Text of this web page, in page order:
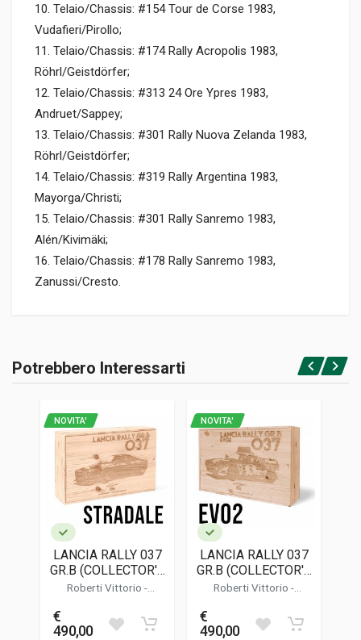
10. Telaio/Chassis: #154 Tour de Corse 1983,
Vudafieri/Pirollo;
11. Telaio/Chassis: #174 Rally Acropolis 1983,
Röhrl/Geistdörfer;
12. Telaio/Chassis: #313 24 Ore Ypres 1983,
Andruet/Sappey;
13. Telaio/Chassis: #301 Rally Nuova Zelanda 1983,
Röhrl/Geistdörfer;
14. Telaio/Chassis: #319 Rally Argentina 1983,
Mayorga/Christi;
15. Telaio/Chassis: #301 Rally Sanremo 1983,
Alén/Kivimäki;
16. Telaio/Chassis: #178 Rally Sanremo 1983,
Zanussi/Cresto.
Rilegato con cofanetto
9788899026851
Rc Books
LINGUA DEL TESTO
Inglese, Italiano
DATA DI STAMPA
08/2024
45,5 x 30 x 12 cm
Accedi o registrati
Potrebbero Interessarti
NOVITA'
LANCIA RALLY 037
GR.B (COLLECTOR'S
EDITION) -
Roberti Vittorio -
€
490,00
NOVITA'
LANCIA RALLY 037
GR.B (COLLECTOR'S
EDITION) - EVO2
Roberti Vittorio -
€
490,00